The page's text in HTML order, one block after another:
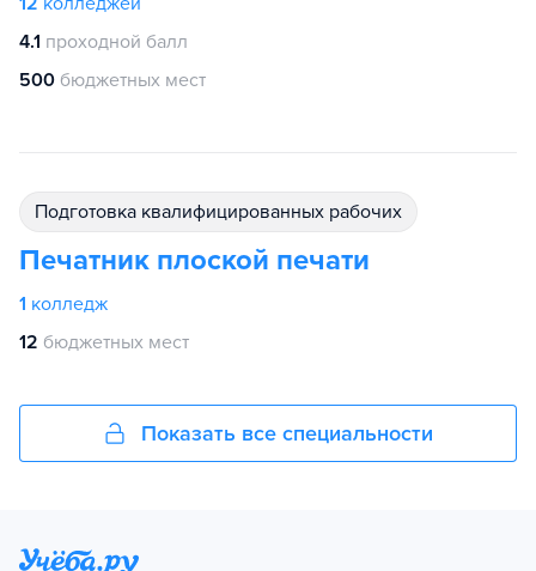
4.1 проходной балл
500 бюджетных мест
подготовка квалифицированных рабочих
Печатник плоской печати
1 колледж
12 бюджетных мест
Показать все специальности